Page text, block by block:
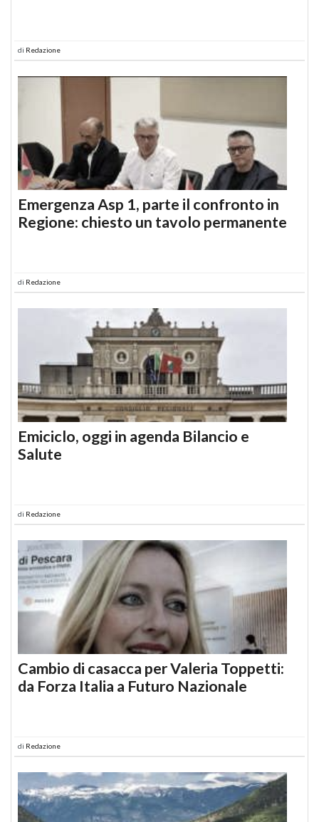
di Redazione
Emergenza Asp 1, parte il confronto in
Regione: chiesto un tavolo permanente
di Redazione
Emiciclo, oggi in agenda Bilancio e
Salute
di Redazione
Cambio di casacca per Valeria Toppetti:
da Forza Italia a Futuro Nazionale
di Redazione